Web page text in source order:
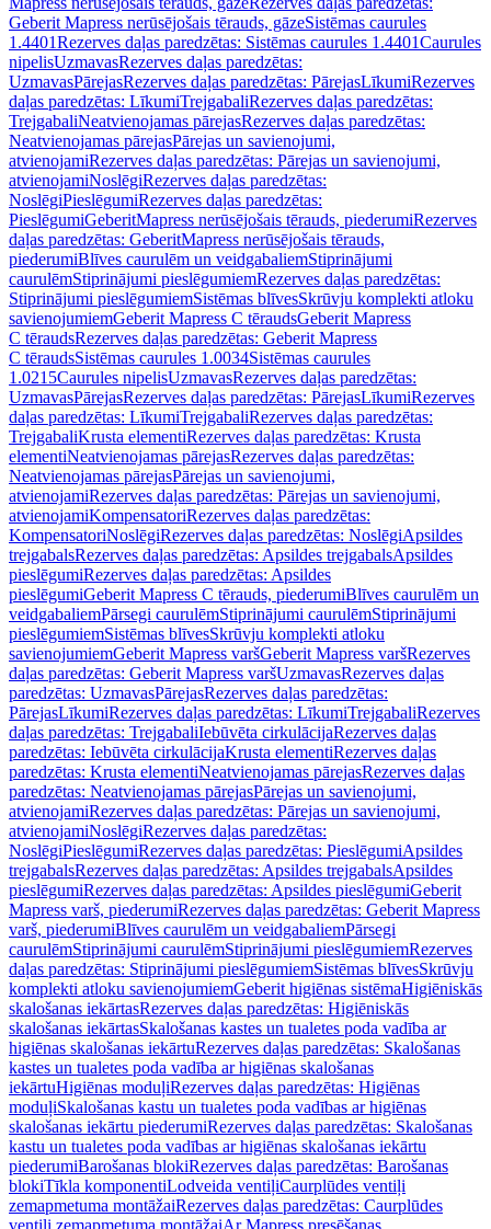
Geberit Mapress nerūsējošais tērauds, gāzeSistēmas caurules
1.4401Rezerves daļas paredzētas: Sistēmas caurules 1.4401Caurules
nipelisUzmavasRezerves daļas paredzētas:
UzmavasPārejasRezerves daļas paredzētas: PārejasLīkumiRezerves
daļas paredzētas: LīkumiTrejgabaliRezerves daļas paredzētas:
TrejgabaliNeatvienojamas pārejasRezerves daļas paredzētas:
Neatvienojamas pārejasPārejas un savienojumi,
atvienojamiRezerves daļas paredzētas: Pārejas un savienojumi,
atvienojamiNoslēgiRezerves daļas paredzētas:
NoslēgiPieslēgumiRezerves daļas paredzētas:
PieslēgumiGeberitMapress nerūsējošais tērauds, piederumiRezerves
daļas paredzētas: GeberitMapress nerūsējošais tērauds,
piederumiBlīves caurulēm un veidgabaliemStiprinājumi
caurulēmStiprinājumi pieslēgumiemRezerves daļas paredzētas:
Stiprinājumi pieslēgumiemSistēmas blīvesSkrūvju komplekti atloku
savienojumiemGeberit Mapress C tēraudsGeberit Mapress
C tēraudsRezerves daļas paredzētas: Geberit Mapress
C tēraudsSistēmas caurules 1.0034Sistēmas caurules
1.0215Caurules nipelisUzmavasRezerves daļas paredzētas:
UzmavasPārejasRezerves daļas paredzētas: PārejasLīkumiRezerves
daļas paredzētas: LīkumiTrejgabaliRezerves daļas paredzētas:
TrejgabaliKrusta elementiRezerves daļas paredzētas: Krusta
elementiNeatvienojamas pārejasRezerves daļas paredzētas:
Neatvienojamas pārejasPārejas un savienojumi,
atvienojamiRezerves daļas paredzētas: Pārejas un savienojumi,
atvienojamiKompensatoriRezerves daļas paredzētas:
KompensatoriNoslēgiRezerves daļas paredzētas: NoslēgiApsildes
trejgabalsRezerves daļas paredzētas: Apsildes trejgabalsApsildes
pieslēgumiRezerves daļas paredzētas: Apsildes
pieslēgumiGeberit Mapress C tērauds, piederumiBlīves caurulēm un
veidgabaliemPārsegi caurulēmStiprinājumi caurulēmStiprinājumi
pieslēgumiemSistēmas blīvesSkrūvju komplekti atloku
savienojumiemGeberit Mapress varšGeberit Mapress varšRezerves
daļas paredzētas: Geberit Mapress varšUzmavasRezerves daļas
paredzētas: UzmavasPārejasRezerves daļas paredzētas:
PārejasLīkumiRezerves daļas paredzētas: LīkumiTrejgabaliRezerves
daļas paredzētas: TrejgabaliIebūvēta cirkulācijaRezerves daļas
paredzētas: Iebūvēta cirkulācijaKrusta elementiRezerves daļas
paredzētas: Krusta elementiNeatvienojamas pārejasRezerves daļas
paredzētas: Neatvienojamas pārejasPārejas un savienojumi,
atvienojamiRezerves daļas paredzētas: Pārejas un savienojumi,
atvienojamiNoslēgiRezerves daļas paredzētas:
NoslēgiPieslēgumiRezerves daļas paredzētas: PieslēgumiApsildes
trejgabalsRezerves daļas paredzētas: Apsildes trejgabalsApsildes
pieslēgumiRezerves daļas paredzētas: Apsildes pieslēgumiGeberit
Mapress varš, piederumiRezerves daļas paredzētas: Geberit Mapress
varš, piederumiBlīves caurulēm un veidgabaliemPārsegi
caurulēmStiprinājumi caurulēmStiprinājumi pieslēgumiemRezerves
daļas paredzētas: Stiprinājumi pieslēgumiemSistēmas blīvesSkrūvju
komplekti atloku savienojumiemGeberit higiēnas sistēmaHigiēniskās
skalošanas iekārtasRezerves daļas paredzētas: Higiēniskās
skalošanas iekārtasSkalošanas kastes un tualetes poda vadība ar
higiēnas skalošanas iekārtuRezerves daļas paredzētas: Skalošanas
kastes un tualetes poda vadība ar higiēnas skalošanas
iekārtuHigiēnas moduļiRezerves daļas paredzētas: Higiēnas
moduļiSkalošanas kastu un tualetes poda vadības ar higiēnas
skalošanas iekārtu piederumiRezerves daļas paredzētas: Skalošanas
kastu un tualetes poda vadības ar higiēnas skalošanas iekārtu
piederumiBarošanas blokiRezerves daļas paredzētas: Barošanas
blokiTīkla komponentiLodveida ventiļiCaurplūdes ventiļi
zemapmetuma montāžaiRezerves daļas paredzētas: Caurplūdes
ventiļi zemapmetuma montāžaiAr Mapress presēšanas